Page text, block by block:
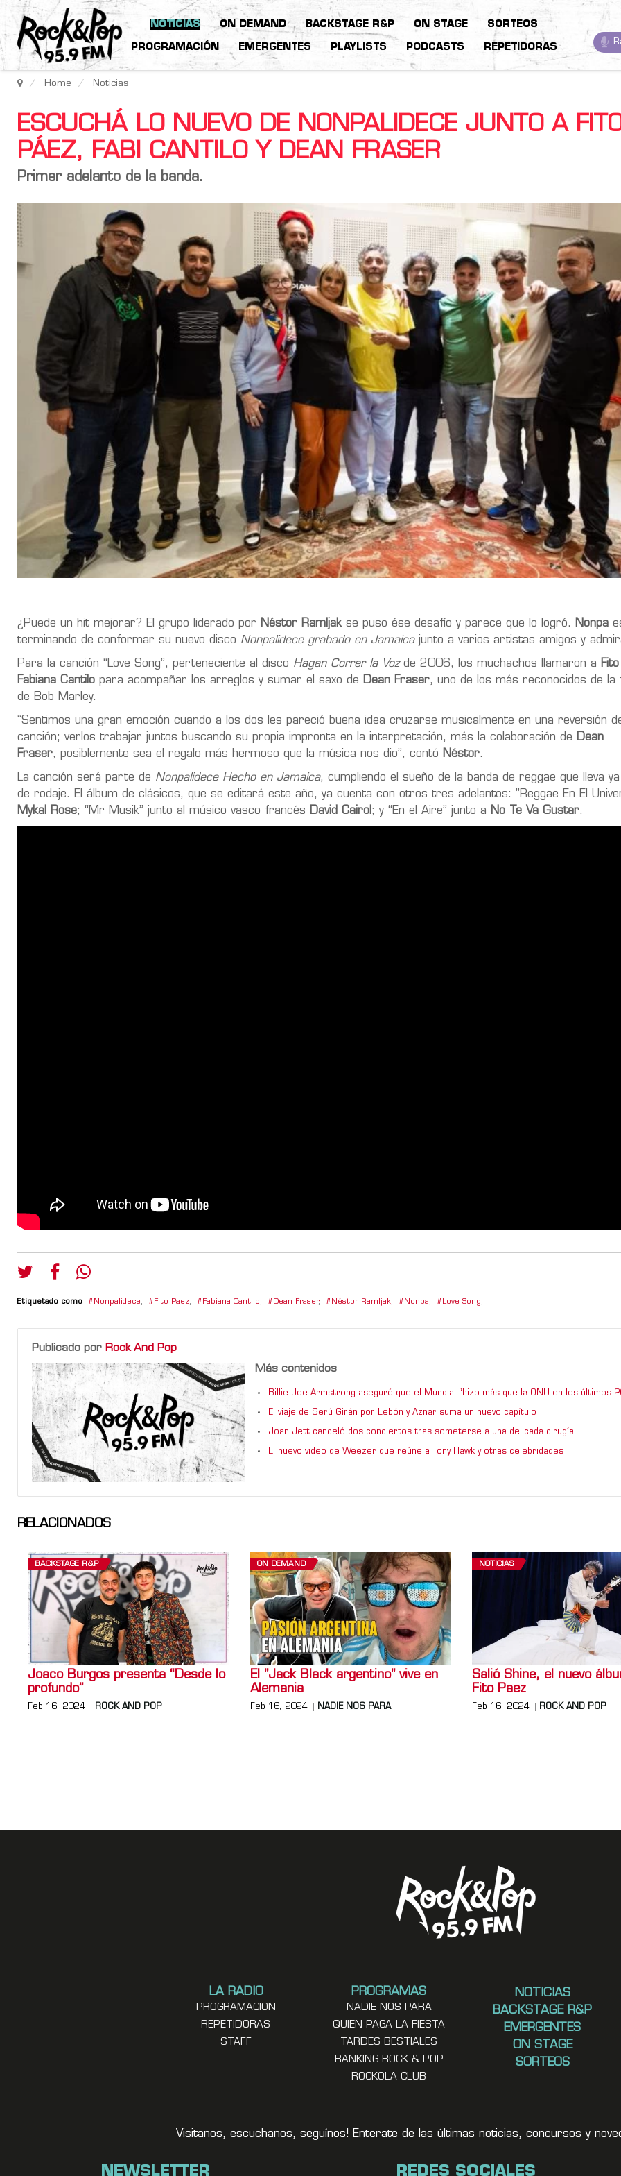
NOTICIAS ON DEMAND BACKSTAGE R&P ON STAGE SORTEOS
PROGRAMACIÓN EMERGENTES PLAYLISTS PODCASTS REPETIDORAS
Home Noticias
ESCUCHÁ LO NUEVO DE NONPALIDECE JUNTO A
PÁEZ, FABI CANTILO Y DEAN FRASER
Primer adelanto de la banda.
¿Puede un hit mejorar? El grupo liderado por Néstor Ramljakse puso ése desafío y parece que lo logró. Nonpa
terminando de conformar su nuevo disco Nonpalidece grabado en Jamaicajunto a varios artistas amigos y
Para la canción “Love Song”, perteneciente al disco Hagan Correr la Vozde 2006, los muchachos llamaron a
Fabiana Cantilo para acompañar los arreglos y sumar el saxo de Dean Fraser, uno de los más reconocidos de la
de Bob Marley.
“Sentimos una gran emoción cuando a los dos les pareció buena idea cruzarse musicalmente en una reversión
canción; verlos trabajar juntos buscando su propia impronta en la interpretación, más la colaboración de Dean
Fraser, posiblemente sea el regalo más hermoso que la música nos dio”, contó Néstor.
La canción será parte de Nonpalidece Hecho en Jamaica, cumpliendo el sueño de la banda de reggae que lleva
de rodaje. El álbum de clásicos, que se editará este año, ya cuenta con otros tres adelantos: ”Reggae En El
Mykal Rose; “Mr Musik” junto al músico vasco francés David Cairol ; y “En el Aire” junto a No Te Va Gustar.
Etiquetado como Nonpalidece, Fito Paez, Fabiana Cantilo, Dean Fraser, Néstor Ramljak, Nonpa, Love Song,
Publicado por Rock And Pop
Más contenidos
Billie Joe Armstrong aseguró que el Mundial “hizo más que la ONU en los últimos
El viaje de Serú Girán por Lebón y Aznar suma un nuevo capítulo
Joan Jett canceló dos conciertos tras someterse a una delicada cirugía
El nuevo video de Weezer que reúne a Tony Hawk y otras celebridades
RELACIONADOS
BACKSTAGE R&P
Joaco Burgos presenta “Desde lo
profundo”
Feb 16, 2024 ROCK AND POP
ON DEMAND
El "Jack Black argentino" vive en
Alemania
Feb 16, 2024 NADIE NOS PARA
NOTICIAS
Salió Shine, el nuevo
Fito Paez
Feb 16, 2024 ROCK AND POP
LA RADIO
PROGRAMACION
REPETIDORAS
STAFF
PROGRAMAS
NADIE NOS PARA
QUIEN PAGA LA FIESTA
TARDES BESTIALES
RANKING ROCK & POP
ROCKOLA CLUB
NOTICIAS
BACKSTAGE R&P
EMERGENTES
ON STAGE
SORTEOS
Visitanos, escuchanos, seguínos! Enterate de las últimas noticias, concursos y
NEWSLETTER REDES SOCIALES